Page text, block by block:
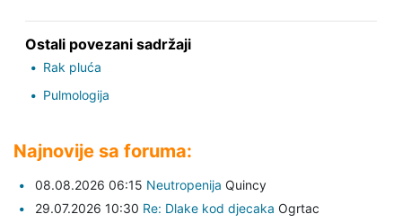
Ostali povezani sadržaji
Rak pluća
Pulmologija
Najnovije sa foruma:
08.08.2026 06:15 Neutropenija Quincy
29.07.2026 10:30 Re: Dlake kod djecaka Ogrtac